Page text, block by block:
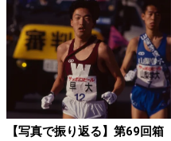
【写真で振り返る】第69回箱